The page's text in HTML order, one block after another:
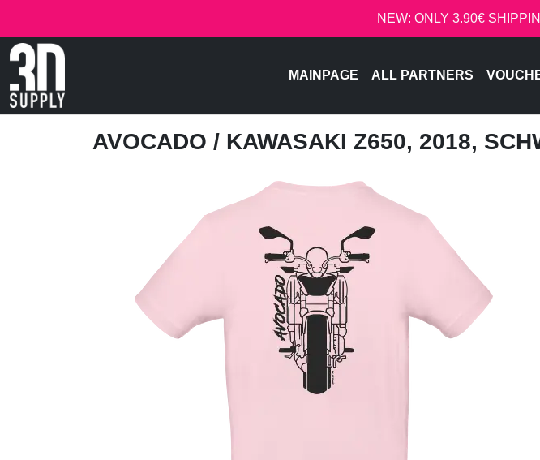
NEW: ONLY 3.90€
MAINPAGE ALL PARTNERS
AVOCADO / KAWASAKI Z650, 2018,